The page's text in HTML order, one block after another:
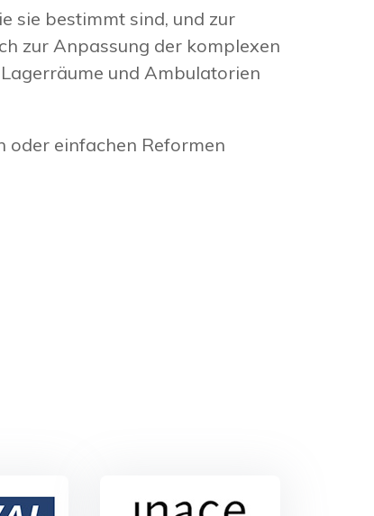
sie bestimmt sind, und zur
zur Anpassung der komplexen
und Ambulatorien
oder einfachen Reformen